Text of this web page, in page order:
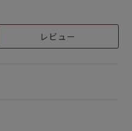
レビュー